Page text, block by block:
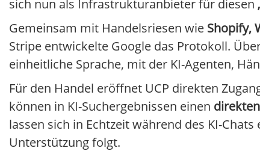
sich nun als Infrastrukturanbieter für diesen
Gemeinsam mit Handelsriesen wie Shopify,
Stripe entwickelte Google das Protokoll.
einheitliche Sprache, mit der KI-Agenten,
Für den Handel eröffnet UCP direkten
können in KI-Suchergebnissen einen
lassen sich in Echtzeit während des KI-
Unterstützung folgt.